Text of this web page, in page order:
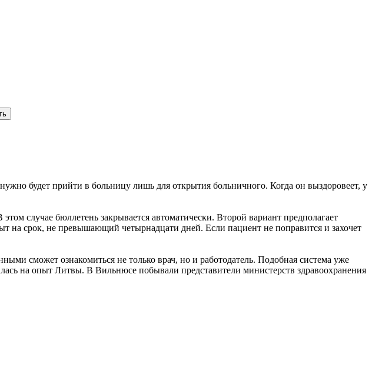
будет прийти в больницу лишь для открытия больничного. Когда он выздоровеет, у
случае бюллетень закрывается автоматически. Второй вариант предполагает
на срок, не превышающий четырнадцати дней. Если пациент не поправится и захочет
сможет ознакомиться не только врач, но и работодатель. Подобная система уже
на опыт Литвы. В Вильнюсе побывали представители министерств здравоохранения